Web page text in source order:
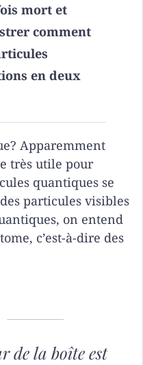
mort et
comment
en deux
Apparemment
très utile pour
quantiques se
particules visibles
on entend
c’est-à-dire des
de la boîte est